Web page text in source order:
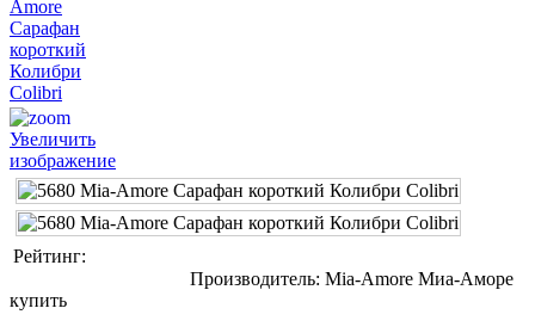
Увеличить
изображение
Рейтинг:
Производитель: Mia-Amore Миа-Аморе
купить